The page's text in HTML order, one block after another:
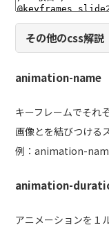
その他のcss解説
animation-name
キーフレームでそれ
画像とを結びつける
例：animation-
animation-
アニメーションを１